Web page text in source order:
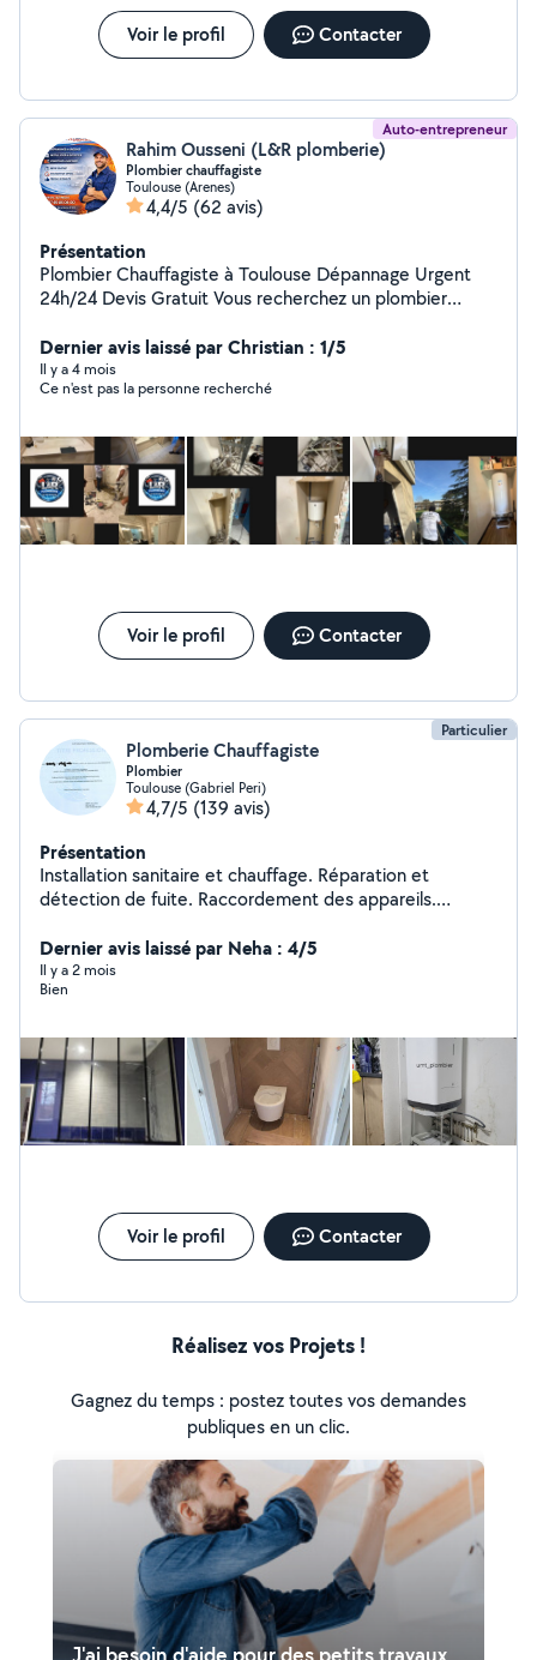
Voir le profil Contacter
Auto-entrepreneur
Rahim Ousseni (L&R plomberie)
Plombier chauffagiste
Toulouse (Arenes)
4,4/5 (62 avis)
Présentation
Plombier Chauffagiste à Toulouse Dépannage Urgent
24h/24 Devis Gratuit Vous recherchez un plombier
Je suis artisan plombier chauffagiste indépendant,
disponible 24h/24 et 7j/7, pour tous vos travaux de
plomberie et chauffage, dépannage urgent ou projet
professionnelles : - Dépannage urgent : fuite d'eau, WC
bouchés, canalisations obstruées. - Dépannage et
entretien de chaudière toutes marques. - Installation et
remplacement : chauffe-eau, robinets, radiateurs. -
Rénovation complète de salle de bain : douche,
- Pourquoi me choisir - Intervention rapide et soignée
dans toute la métropole toulousaine - Devis gratuit et
prix transparents, sans mauvaise surprise Contacter-moi
plomberie ou chauffage
Dernier avis laissé par Christian : 1/5
Il y a 4 mois
Ce n'est pas la personne recherché
Voir le profil Contacter
Particulier
Plomberie Chauffagiste
Plombier
Toulouse (Gabriel Peri)
4,7/5 (139 avis)
Présentation
Installation sanitaire et chauffage. Réparation et
détection de fuite. Raccordement des appareils.
Dernier avis laissé par Neha : 4/5
Il y a 2 mois
Bien
Voir le profil Contacter
Réalisez vos Projets !
Gagnez du temps : postez toutes vos demandes
publiques en un clic.